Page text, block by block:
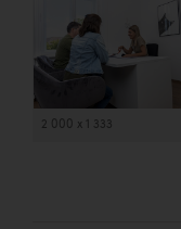
2 000 x 1 333